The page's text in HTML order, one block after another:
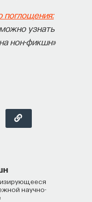
узнать
нон-фикшн»
научно-
открытым
ли система себе
выравнивания
предпочтет
на себя всю
бы ни был
что они
неожиданного
центрального
размытыми